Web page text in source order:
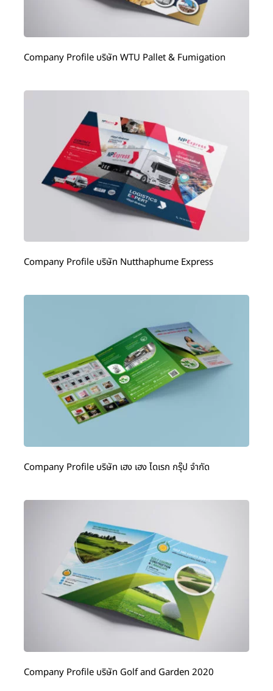
Company Profile บริษัท WTU Pallet & Fumigation
Company Profile บริษัท Nutthaphume Express
Company Profile บริษัท เฮง เฮง ไดเรก กรุ๊ป จำกัด
Company Profile บริษัท Golf and Garden 2020